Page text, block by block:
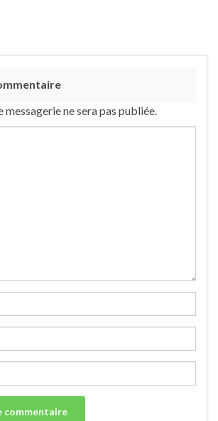
messagerie ne sera pas publiée.